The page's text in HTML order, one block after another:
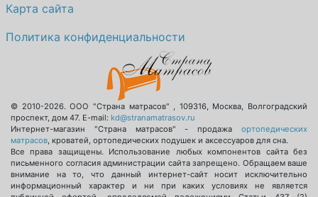
Карта сайта
Политика конфиденциальности
© 2010-2026.ООО "Страна матрасов" , 109316, Москва, Волгоградский
проспект, дом 47. E-mail: kd@stranamatrasov.ru
Интернет-магазин "Страна матрасов" - продажа ортопедических
матрасов, кроватей, ортопедических подушек и аксессуаров для сна.
Все права защищены. Использование любых компонентов сайта без
письменного согласия администрации сайта запрещено. Обращаем ваше
внимание на то, что данный интернет-сайт носит исключительно
информационный характер и ни при каких условиях не является